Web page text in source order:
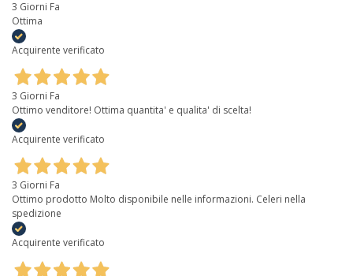
3 Giorni Fa
Ottima
Acquirente verificato
3 Giorni Fa
Ottimo venditore! Ottima quantita' e qualita' di scelta!
Acquirente verificato
3 Giorni Fa
Ottimo prodotto Molto disponibile nelle informazioni. Celeri nella
spedizione
Acquirente verificato